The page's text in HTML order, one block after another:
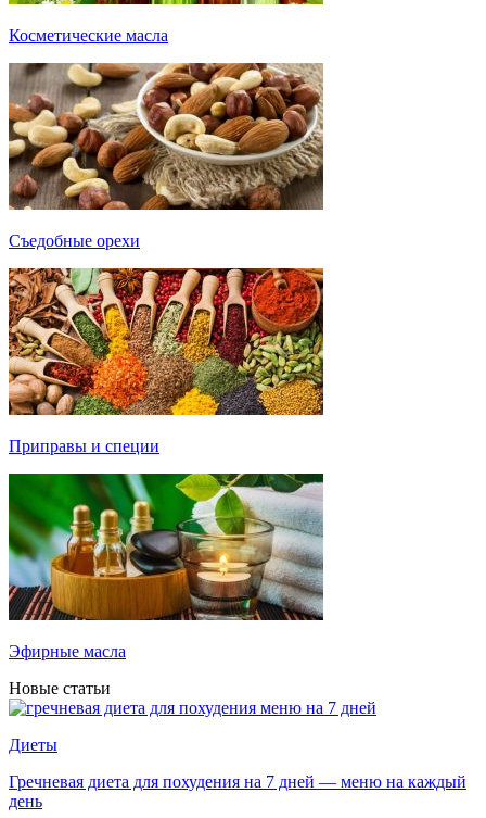
Косметические масла
Съедобные орехи
Приправы и специи
Эфирные масла
Новые статьи
Диеты
Гречневая диета для похудения на 7 дней — меню на каждый
день